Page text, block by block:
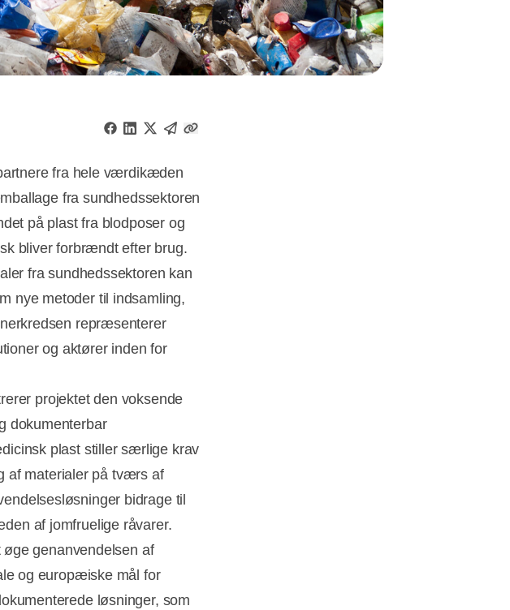
fra hele værdikæden
fra sundhedssektoren
på plast fra blodposer og
bliver forbrændt efter brug.
fra sundhedssektoren kan
nye metoder til indsamling,
repræsenterer
og aktører inden for
projektet den voksende
dokumenterbar
plast stiller særlige krav
af materialer på tværs af
bidrage til
af jomfruelige råvarer.
genanvendelsen af
og europæiske mål for
løsninger, som